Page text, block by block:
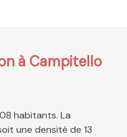
à Campitello
habitants. La
une densité de 13